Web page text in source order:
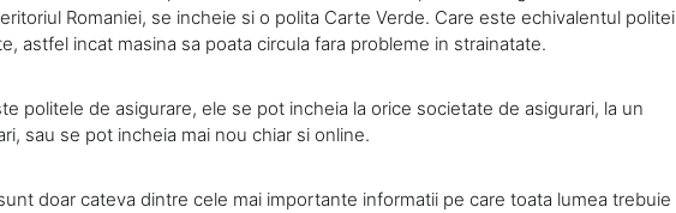
Romaniei, se incheie si o polita Carte Verde. Care este echivalentul politei
astfel incat masina sa poata circula fara probleme in strainatate.
politele de asigurare, ele se pot incheia la orice societate de asigurari, la un
sau se pot incheia mai nou chiar si online.
doar cateva dintre cele mai importante informatii pe care toata lumea trebuie